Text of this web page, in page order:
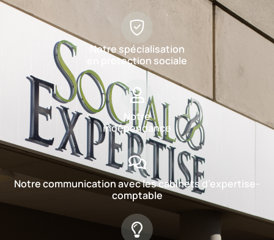
Notre spécialisation
en protection sociale
Notre
indépendance
Notre communication avec les cabinets d’expertise-
comptable